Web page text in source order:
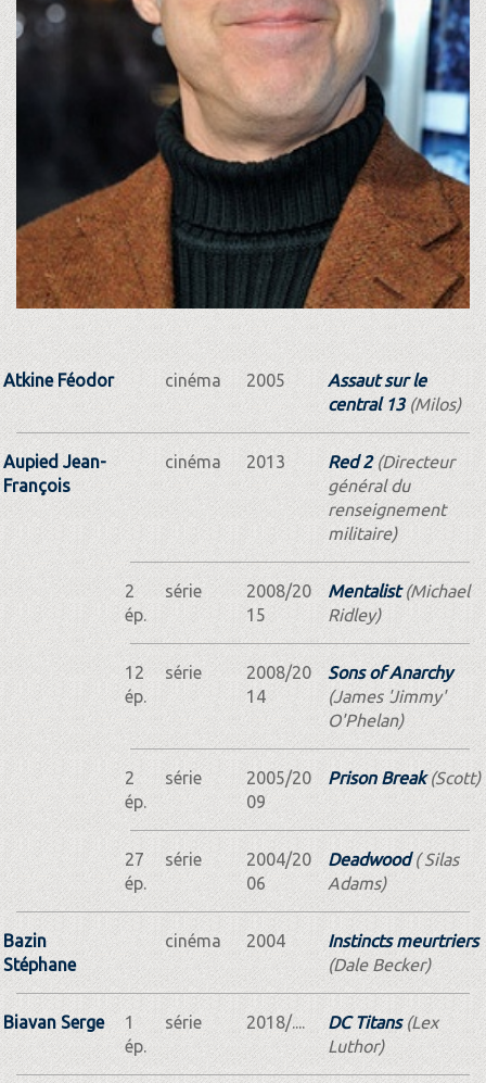
Atkine Féodor cinéma 2005
Assaut sur le
central 13(Milos)
Aupied Jean-
François
cinéma 2013 Red 2(Directeur
général du
renseignement
militaire)
2
ép.
série
2008/20
15
Mentalist(Michael
Ridley)
12
ép.
série
2008/20
14
Sons of Anarchy
(James 'Jimmy'
O'Phelan)
2
ép.
série
2005/20
09
Prison Break(Scott)
27
ép.
série
2004/20
06
Deadwood( Silas
Adams)
Bazin
Stéphane
cinéma 2004
Instincts meurtriers
(Dale Becker)
Biavan Serge
1
ép.
série 2018/.... DC Titans(Lex
Luthor)